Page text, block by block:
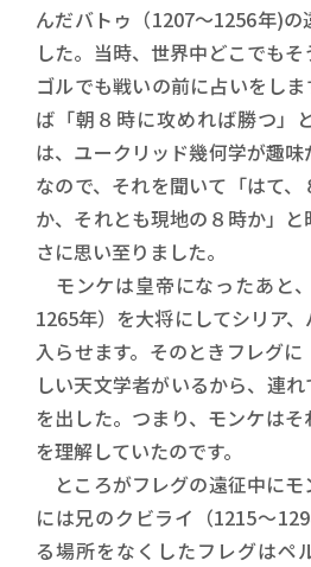
んだバトゥ（1207～1256年)の
した。当時、世界中どこでも
ゴルでも戦いの前に占いをし
ば「朝８時に攻めれば勝つ」
は、ユークリッド幾何学が趣
なので、それを聞いて「はて
か、それとも現地の８時か」
さに思い至りました。
モンケは皇帝になったあと
1265年）を大将にしてシリア
入らせます。そのときフレグ
しい天文学者がいるから、連
を出した。つまり、モンケは
を理解していたのです。
ところがフレグの遠征中にモ
には兄のクビライ（1215～
る場所をなくしたフレグはペ